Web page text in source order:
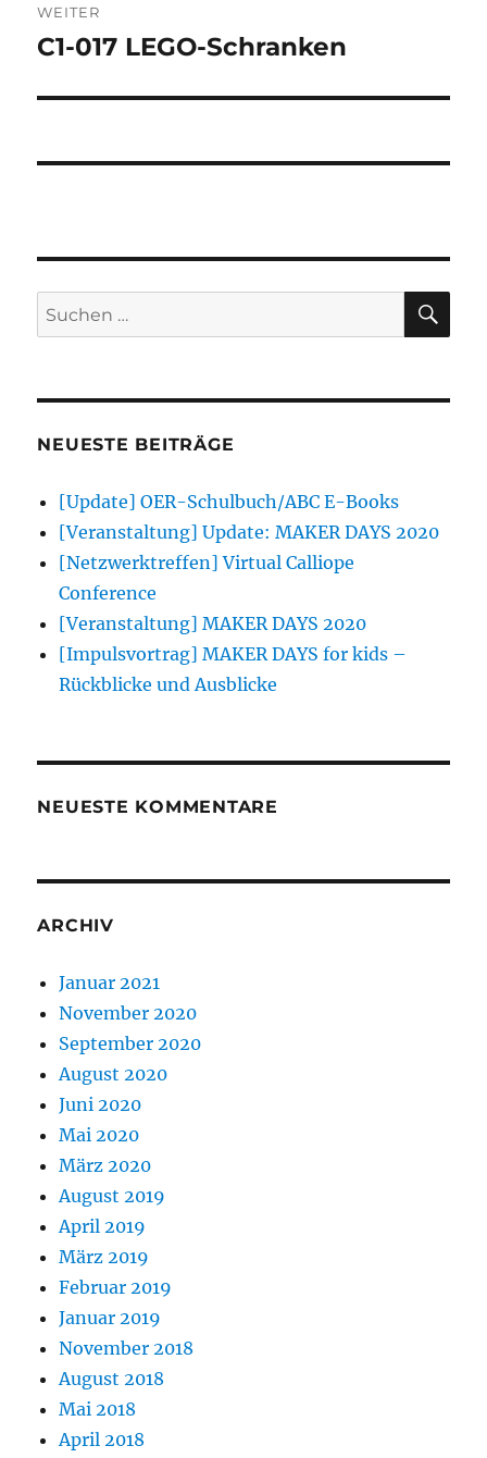
WEITER
Nächster
C1-017 LEGO-Schranken
Suchen
nach:
NEUESTE BEITRÄGE
[Update] OER-Schulbuch/ABC E-Books
[Veranstaltung] Update: MAKER DAYS 2020
[Netzwerktreffen] Virtual Calliope
Conference
[Veranstaltung] MAKER DAYS 2020
[Impulsvortrag] MAKER DAYS for kids –
Rückblicke und Ausblicke
NEUESTE KOMMENTARE
ARCHIV
Januar 2021
November 2020
September 2020
August 2020
Juni 2020
Mai 2020
März 2020
August 2019
April 2019
März 2019
Februar 2019
Januar 2019
November 2018
August 2018
Mai 2018
April 2018